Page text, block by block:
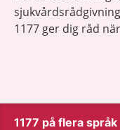
1177 ger dig råd
1177 på flera språk